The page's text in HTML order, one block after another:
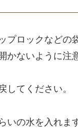
プロックなどの
かないように注
してください。
いの水を入れま